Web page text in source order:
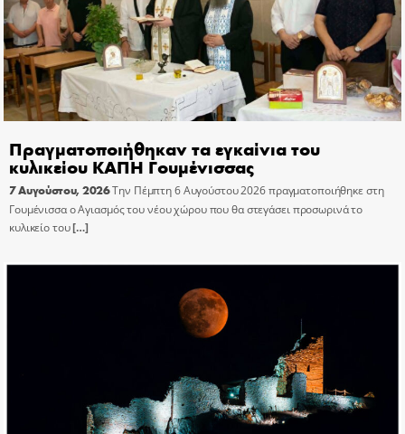
Πραγματοποιήθηκαν τα εγκαίνια του
κυλικείου ΚΑΠΗ Γουμένισσας
7 Αυγούστου, 2026Την Πέμπτη 6 Αυγούστου 2026 πραγματοποιήθηκε στη
Γουμένισσα ο Αγιασμός του νέου χώρου που θα στεγάσει προσωρινά το
κυλικείο του[…]